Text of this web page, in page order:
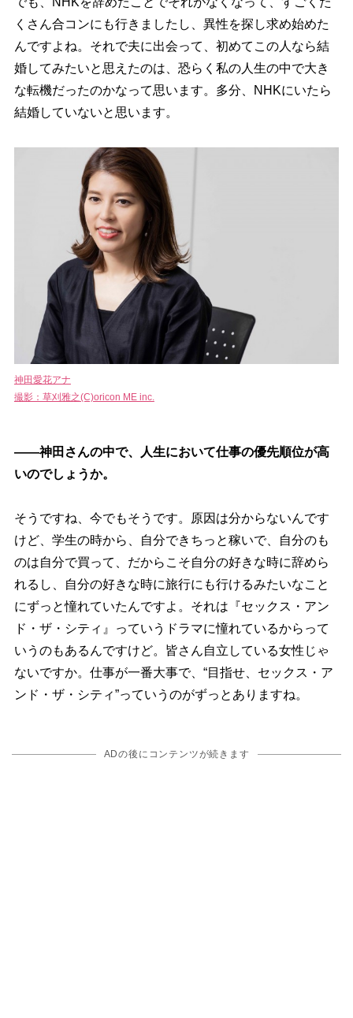
くさん合コンにも行きましたし、異性を探し求め始めた
んですよね。それで夫に出会って、初めてこの人なら結
婚してみたいと思えたのは、恐らく私の人生の中で大き
な転機だったのかなって思います。多分、NHKにいたら
結婚していないと思います。
神田愛花アナ
撮影：草刈雅之(C)oricon ME inc.
――神田さんの中で、人生において仕事の優先順位が高
いのでしょうか。
そうですね、今でもそうです。原因は分からないんです
けど、学生の時から、自分できちっと稼いで、自分のも
のは自分で買って、だからこそ自分の好きな時に辞めら
れるし、自分の好きな時に旅行にも行けるみたいなこと
にずっと憧れていたんですよ。それは『セックス・アン
ド・ザ・シティ』っていうドラマに憧れているからって
いうのもあるんですけど。皆さん自立している女性じゃ
ないですか。仕事が一番大事で、“目指せ、セックス・ア
ンド・ザ・シティ”っていうのがずっとありますね。
ADの後にコンテンツが続きます